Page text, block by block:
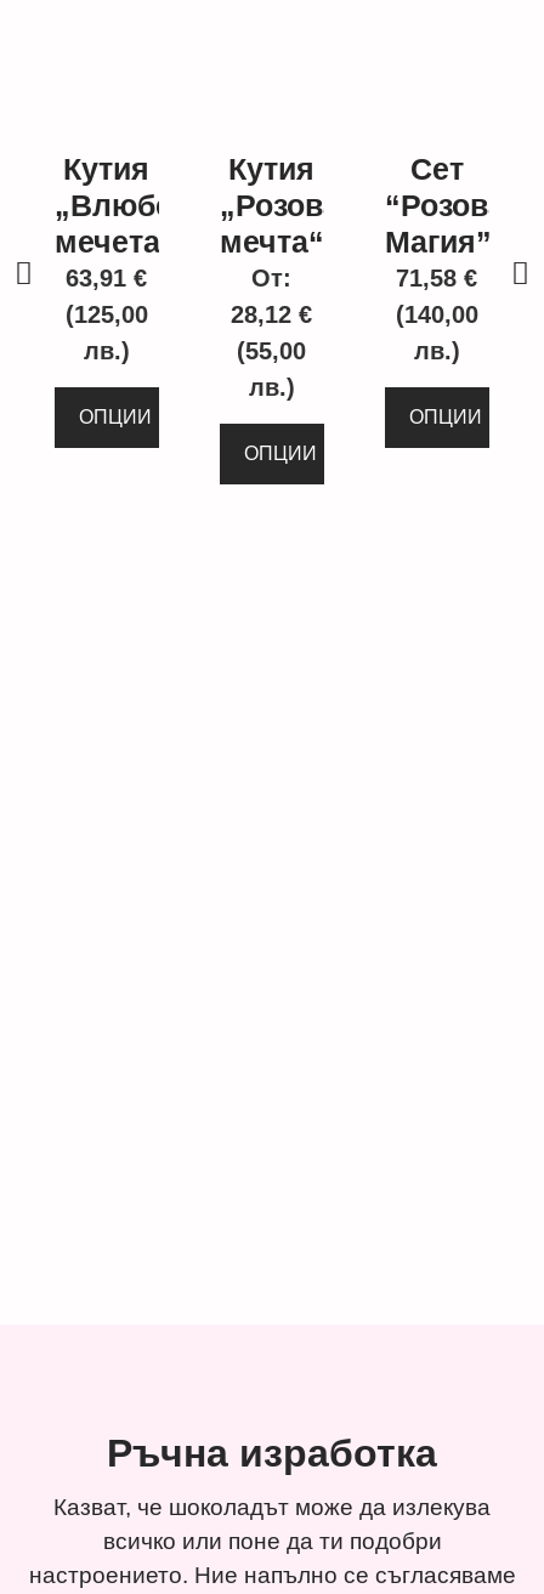
Кутия
„Влюбени
мечета“
63,91€
(125,00
лв.)
ОПЦИИ
Кутия
„Розова
мечта“
От:
28,12€
(55,00
лв.)
ОПЦИИ
Сет
“Розова
Магия”
71,58€
(140,00
лв.)
ОПЦИИ
Ръчна изработка
Казват, че шоколадът може да излекува
всичко или поне да ти подобри
настроението. Ние напълно се съгласяваме